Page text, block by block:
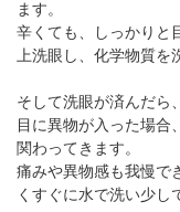
ます。
辛くても、しっかりと
上洗眼し、化学物質を
そして洗眼が済んだら
目に異物が入った場合
関わってきます。
痛みや異物感も我慢で
くすぐに水で洗い少し